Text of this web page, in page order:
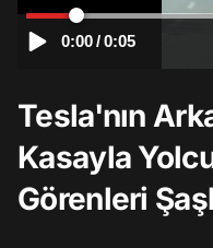
0:00/0:05
Tesla'nın
Kasayla
Görenleri